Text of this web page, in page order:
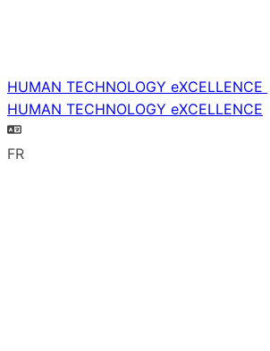
HUMAN TECHNOLOGY eXCELLENCE
HUMAN TECHNOLOGY eXCELLENCE
FR